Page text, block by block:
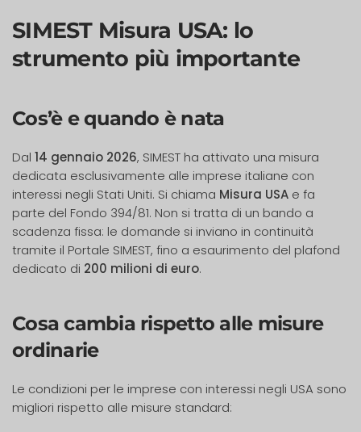
SIMEST Misura USA: lo
strumento più importante
Cos’è e quando è nata
Dal 14 gennaio 2026, SIMEST ha attivato una misura
dedicata esclusivamente alle imprese italiane con
interessi negli Stati Uniti. Si chiama Misura USA e fa
parte del Fondo 394/81. Non si tratta di un bando a
scadenza fissa: le domande si inviano in continuità
tramite il Portale SIMEST, fino a esaurimento del plafond
dedicato di 200 milioni di euro.
Cosa cambia rispetto alle misure
ordinarie
Le condizioni per le imprese con interessi negli USA sono
migliori rispetto alle misure standard: